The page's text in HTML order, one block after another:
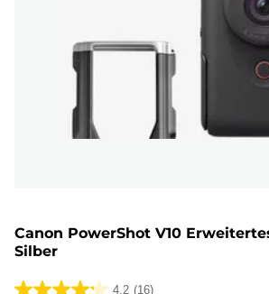
Canon PowerShot V10
Silber
4.2 (16)